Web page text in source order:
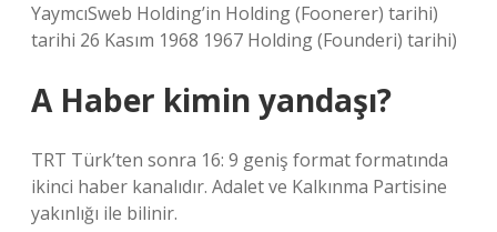
YaymcıSweb Holding’in Holding (Foonerer) tarihi)
tarihi 26 Kasım 1968 1967 Holding (Founderi) tarihi)
A Haber kimin yandaşı?
TRT Türk’ten sonra 16: 9 geniş format formatında
ikinci haber kanalıdır. Adalet ve Kalkınma Partisine
yakınlığı ile bilinir.